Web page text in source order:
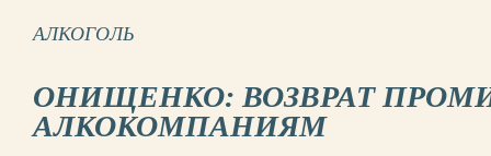
АЛКОГОЛЬ
ОНИЩЕНКО: ВОЗВРАТ
АЛКОКОМПАНИЯМ